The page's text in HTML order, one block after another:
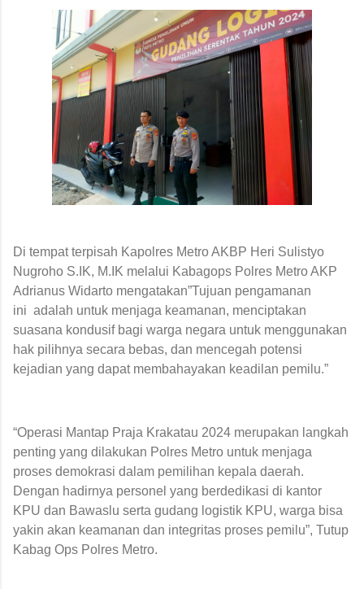
Di tempat terpisah Kapolres Metro AKBP Heri Sulistyo
Nugroho S.IK, M.IK melalui Kabagops Polres Metro AKP
Adrianus Widarto mengatakan”Tujuan pengamanan
ini adalah untuk menjaga keamanan, menciptakan
suasana kondusif bagi warga negara untuk menggunakan
hak pilihnya secara bebas, dan mencegah potensi
kejadian yang dapat membahayakan keadilan pemilu.”
“Operasi Mantap Praja Krakatau 2024 merupakan langkah
penting yang dilakukan Polres Metro untuk menjaga
proses demokrasi dalam pemilihan kepala daerah.
Dengan hadirnya personel yang berdedikasi di kantor
KPU dan Bawaslu serta gudang logistik KPU, warga bisa
yakin akan keamanan dan integritas proses pemilu”, Tutup
Kabag Ops Polres Metro.